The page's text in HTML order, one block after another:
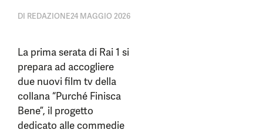
DI REDAZIONE24 MAGGIO 2026
La prima serata di Rai 1 si
prepara ad accogliere
due nuovi film tv della
collana “Purché Finisca
Bene”, il progetto
dedicato alle commedie